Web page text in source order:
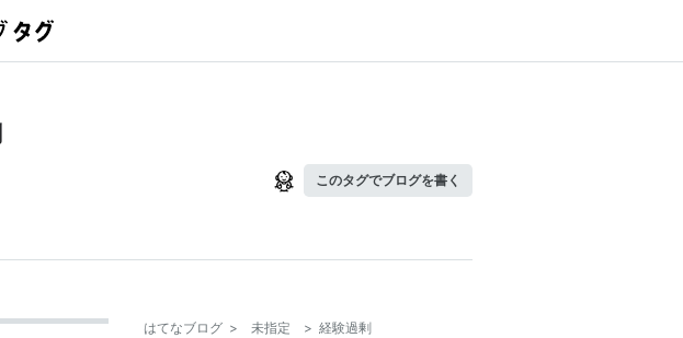
このタグでブログを書く
はてなブログ > 未指定 > 経験過剰